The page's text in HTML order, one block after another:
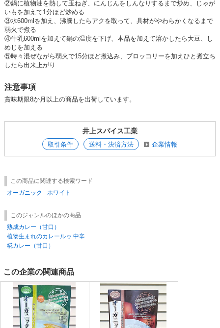
②鍋に植物油を熱して玉ねぎ、にんじんをしんなりするまで炒め、じゃが
いもを加えて1分ほど炒める
③水600mlを加え、沸騰したらアクを取って、具材がやわらかくなるまで
弱火で煮る
④牛乳600mlを加えて鍋の温度を下げ、本品を加えて溶かしたら大豆、し
めじを加える
⑤時々混ぜながら弱火で15分ほど煮込み、ブロッコリーを加えひと煮立ち
したら出来上がり
注意事項
賞味期限8か月以上の商品を出荷しています。
井上スパイス工業
取引条件 送料・決済方法 企業情報
この商品に関連する検索ワード
オーガニック
ホワイト
このジャンルのほかの商品
熟成カレー（甘口）
植物生まれのカレールゥ 中辛
糀カレー（甘口）
この企業の関連商品